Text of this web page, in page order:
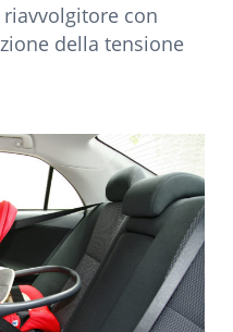
riavvolgitore con
della tensione